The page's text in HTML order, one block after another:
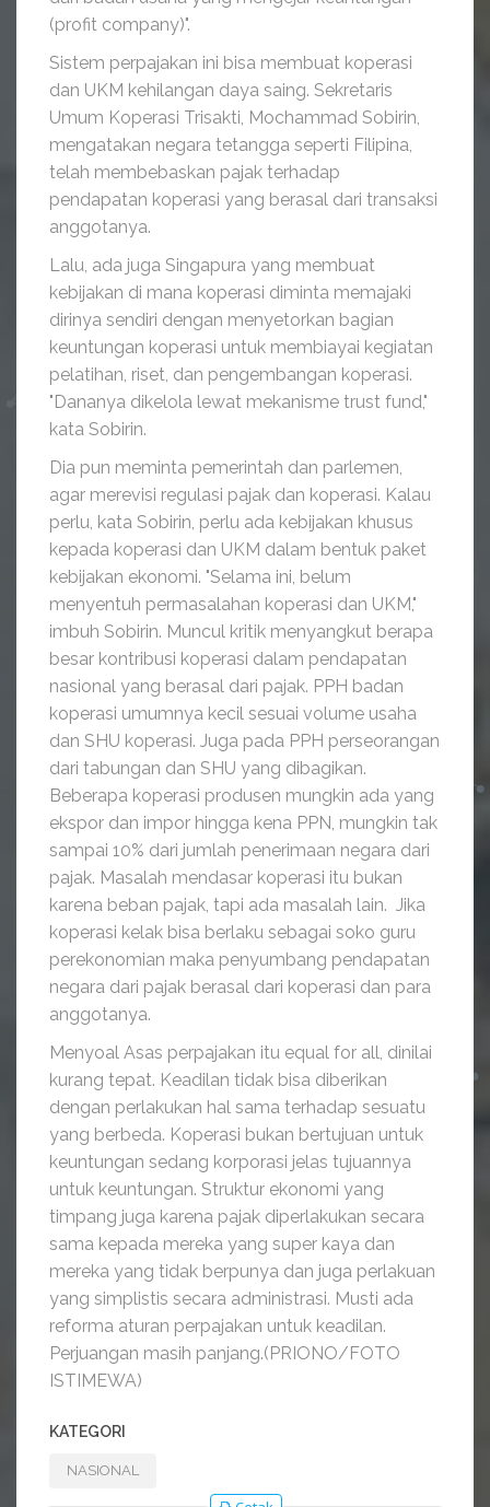
(profit company)".
Sistem perpajakan ini bisa membuat koperasi
dan UKM kehilangan daya saing. Sekretaris
Umum Koperasi Trisakti, Mochammad Sobirin,
mengatakan negara tetangga seperti Filipina,
telah membebaskan pajak terhadap
pendapatan koperasi yang berasal dari transaksi
anggotanya.
Lalu, ada juga Singapura yang membuat
kebijakan di mana koperasi diminta memajaki
dirinya sendiri dengan menyetorkan bagian
keuntungan koperasi untuk membiayai kegiatan
pelatihan, riset, dan pengembangan koperasi.
"Dananya dikelola lewat mekanisme trust fund,"
kata Sobirin.
Dia pun meminta pemerintah dan parlemen,
agar merevisi regulasi pajak dan koperasi. Kalau
perlu, kata Sobirin, perlu ada kebijakan khusus
kepada koperasi dan UKM dalam bentuk paket
kebijakan ekonomi. "Selama ini, belum
menyentuh permasalahan koperasi dan UKM,"
imbuh Sobirin. Muncul kritik menyangkut berapa
besar kontribusi koperasi dalam pendapatan
nasional yang berasal dari pajak. PPH badan
koperasi umumnya kecil sesuai volume usaha
dan SHU koperasi. Juga pada PPH perseorangan
dari tabungan dan SHU yang dibagikan.
Beberapa koperasi produsen mungkin ada yang
ekspor dan impor hingga kena PPN, mungkin tak
sampai 10% dari jumlah penerimaan negara dari
pajak. Masalah mendasar koperasi itu bukan
karena beban pajak, tapi ada masalah lain. Jika
koperasi kelak bisa berlaku sebagai soko guru
perekonomian maka penyumbang pendapatan
negara dari pajak berasal dari koperasi dan para
anggotanya.
Menyoal Asas perpajakan itu equal for all, dinilai
kurang tepat. Keadilan tidak bisa diberikan
dengan perlakukan hal sama terhadap sesuatu
yang berbeda. Koperasi bukan bertujuan untuk
keuntungan sedang korporasi jelas tujuannya
untuk keuntungan. Struktur ekonomi yang
timpang juga karena pajak diperlakukan secara
sama kepada mereka yang super kaya dan
mereka yang tidak berpunya dan juga perlakuan
yang simplistis secara administrasi. Musti ada
reforma aturan perpajakan untuk keadilan.
Perjuangan masih panjang.(PRIONO/FOTO
ISTIMEWA)
KATEGORI
NASIONAL